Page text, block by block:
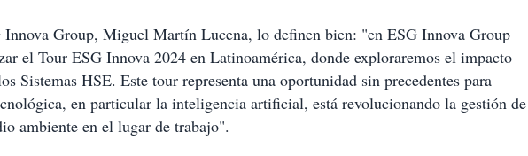
Innova Group, Miguel Martín Lucena, lo definen bien: "en ESG Innova Group
el Tour ESG Innova 2024 en Latinoamérica, donde exploraremos el impacto
Sistemas HSE. Este tour representa una oportunidad sin precedentes para
en particular la inteligencia artificial, está revolucionando la gestión de
ambiente en el lugar de trabajo".